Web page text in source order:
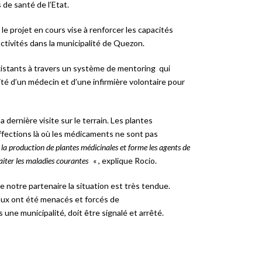
santé de l’Etat.
projet en cours vise à renforcer les capacités
dans la municipalité de Quezon.
à travers un système de mentoring qui
d’un médecin et d’une infirmière volontaire pour
dernière visite sur le terrain. Les plantes
là où les médicaments ne sont pas
production de plantes médicinales et forme les agents de
les maladies courantes « , explique Rocio.
notre partenaire la situation est très tendue.
ont été menacés et forcés de
une municipalité, doit être signalé et arrêté.